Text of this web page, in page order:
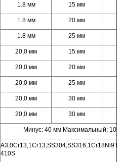
1.8 мм 15 мм
1.8 мм 20 мм
1.8 мм 25 мм
20,0 мм 15 мм
20,0 мм 20 мм
20,0 мм 25 мм
20,0 мм 30 мм
20,0 мм 30 мм
Минус: 40 мм Максимальный:
410S